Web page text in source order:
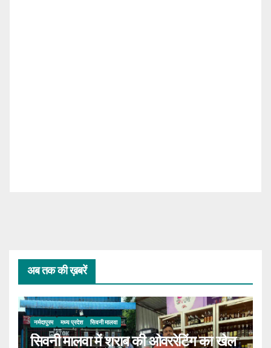
अब तक की ख़बरें
नर्मदापुरम मध्य प्रदेश सिवनी मालवा
सिवनी मालवा में शराब की ओवररेटिंग का खेल